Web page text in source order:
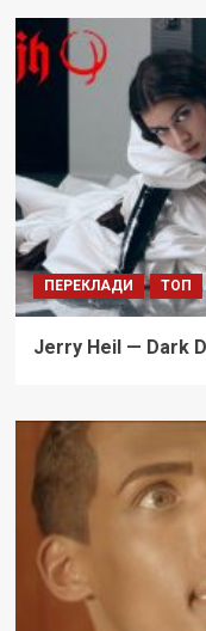
ПЕРЕКЛАДИ ТОП
Jerry Heil — Dark